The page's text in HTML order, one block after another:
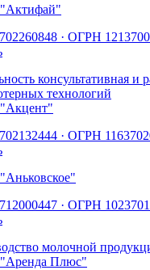
· ОГРН
консультативная и
технологий
· ОГРН
· ОГРН
молочной
Плюс"